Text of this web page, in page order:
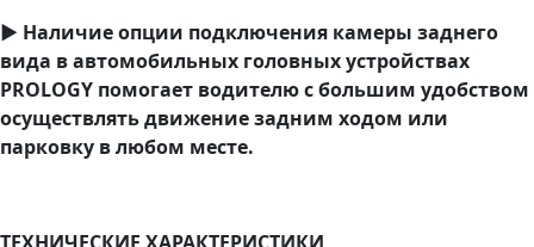
► Наличие опции подключения камеры заднего
вида в автомобильных головных устройствах
PROLOGY помогает водителю с большим удобством
осуществлять движение задним ходом или
парковку в любом месте.